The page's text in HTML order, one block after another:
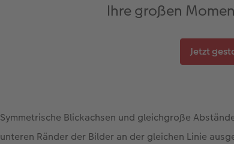
Ihre großen
Jetzt
Symmetrische Blickachsen und gleichgroße
unteren Ränder der Bilder an der gleichen Linie